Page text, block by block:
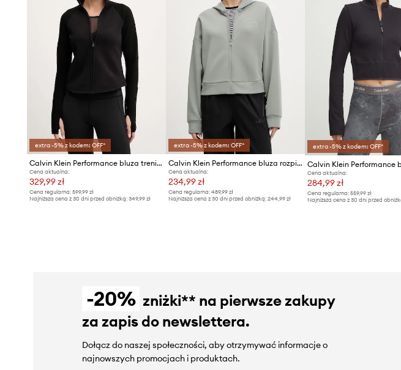
extra -5% z kodem: OFF*
Calvin Klein Performance bluza treningowa
Cena aktualna:
329,99 zł
Cena regularna: 599,99 zł
Najniższa cena z 30 dni przed obniżką: 349,99 zł
extra -5% z kodem: OFF*
Calvin Klein Performance bluza rozpinana z kapturem damska
Cena aktualna:
234,99 zł
Cena regularna:489,99 zł
Najniższa cena z 30 dni przed obniżką:244,99 zł
extra -5% z kodem: OFF*
Cena aktualna:
284,99 zł
Cena regularna: 559,99 zł
Najniższa cena z 30 dni przed
-20% zniżki** na pierwsze zakupy
za zapis do newslettera.
Dołącz do naszej społeczności, aby otrzymywać informacje o
najnowszych promocjach i produktach.